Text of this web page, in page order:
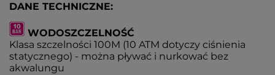
DANE TECHNICZNE:
WODOSZCZELNOŚĆ
Klasa szczelności 100M (10 ATM dotyczy ciśnienia
statycznego) - można pływać i nurkować bez
akwalungu